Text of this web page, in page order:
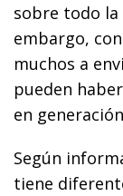
sobre todo la
embargo,
muchos a
pueden
en
Según
tiene